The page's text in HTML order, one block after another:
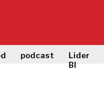
podcast
Lider
BI